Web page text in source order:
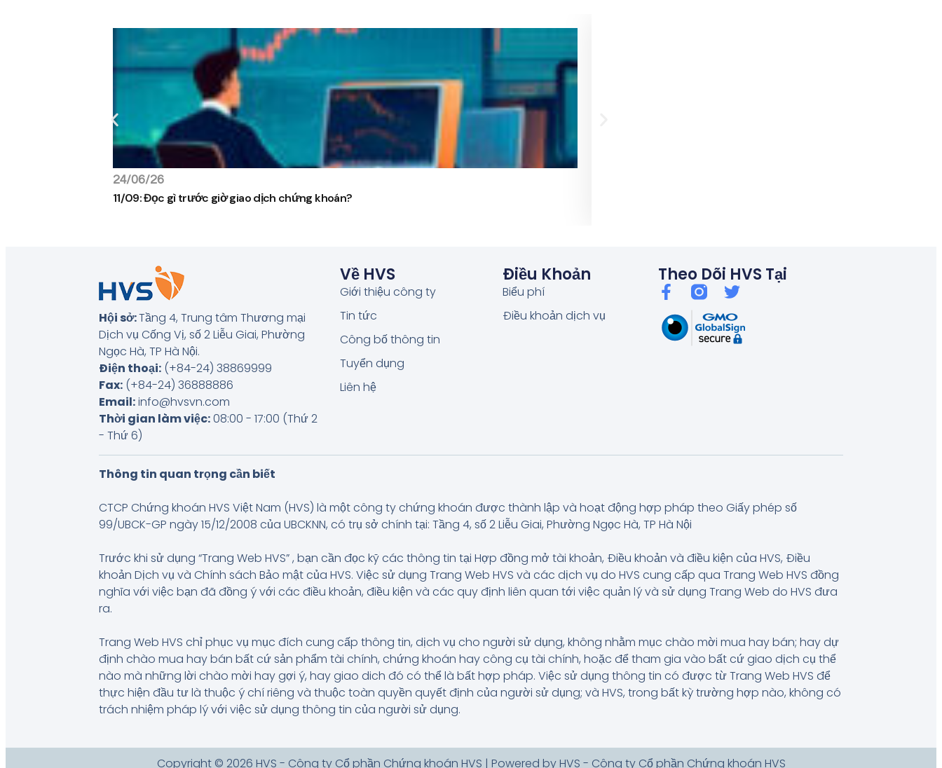
24/06/26
11/09: Đọc gì trước giờ giao dịch chứng khoán?
Hội sở:Tầng 4, Trung tâm Thương mại
Dịch vụ Cống Vị, số 2 Liễu Giai, Phường
Ngọc Hà, TP Hà Nội.
Điện thoại:(+84-24) 38869999
Fax:(+84-24) 36888886
Email:info@hvsvn.com
Thời gian làm việc:08:00 - 17:00 (Thứ 2
- Thứ 6)
Về HVS
Giới thiệu công ty
Tin tức
Công bố thông tin
Tuyển dụng
Liên hệ
Điều Khoản
Biểu phí
Điều khoản dịch vụ
Theo Dõi HVS Tại
Thông tin quan trọng cần biết
CTCP Chứng khoán HVS Việt Nam (HVS) là một công ty chứng khoán được thành lập và hoạt động hợp pháp theo Giấy phép số
99/UBCK-GP ngày 15/12/2008 của UBCKNN, có trụ sở chính tại: Tầng 4, số 2 Liễu Giai, Phường Ngọc Hà, TP Hà Nội
Trước khi sử dụng “Trang Web HVS” , bạn cần đọc kỹ các thông tin tại Hợp đồng mở tài khoản, Điều khoản và điều kiện của HVS, Điều
khoản Dịch vụ và Chính sách Bảo mật của HVS. Việc sử dụng Trang Web HVS và các dịch vụ do HVS cung cấp qua Trang Web HVS đồng
nghĩa với việc bạn đã đồng ý với các điều khoản, điều kiện và các quy định liên quan tới việc quản lý và sử dụng Trang Web do HVS đưa
ra.
Trang Web HVS chỉ phục vụ mục đích cung cấp thông tin, dịch vụ cho người sử dụng, không nhằm mục chào mời mua hay bán; hay dự
định chào mua hay bán bất cứ sản phẩm tài chính, chứng khoán hay công cụ tài chính, hoặc để tham gia vào bất cứ giao dịch cụ thể
nào mà những lời chào mời hay gợi ý, hay giao dich đó có thể là bất hợp pháp. Việc sử dụng thông tin có được từ Trang Web HVS để
thực hiện đầu tư là thuộc ý chí riêng và thuộc toàn quyền quyết định của người sử dụng; và HVS, trong bất kỳ trường hợp nào, không có
trách nhiệm pháp lý với việc sử dụng thông tin của người sử dụng.
Copyright © 2026 HVS - Công ty Cổ phần Chứng khoán HVS | Powered by HVS - Công ty Cổ phần Chứng khoán HVS